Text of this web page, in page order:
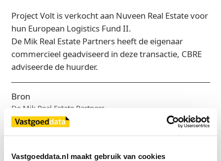
Vastgoeddata.nl maakt gebruik van cookies
Project Volt is verkocht aan Nuveen Real Estate voor
hun European Logistics Fund II.
De Mik Real Estate Partners heeft de eigenaar
commercieel geadviseerd in deze transactie, CBRE
adviseerde de huurder.
Bron
De Mik Real Estate Partners
Exclusief voor licentiehouders